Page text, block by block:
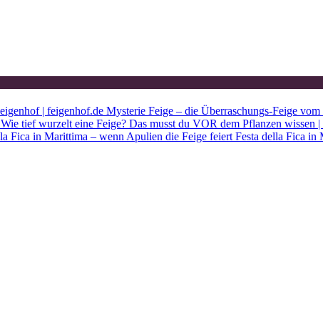
Mysterie Feige – die Überraschungs-Feige
Wie tief wurzelt eine Feige? Das musst du VOR dem Pflanzen wissen
Festa della Fica in